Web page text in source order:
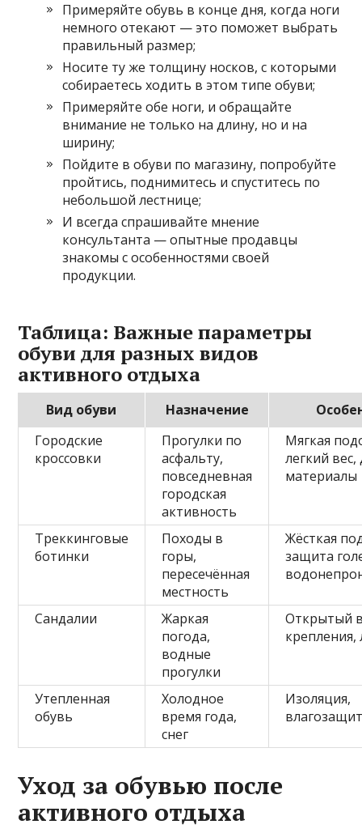
Примеряйте обувь в конце дня, когда ноги
немного отекают — это поможет выбрать
правильный размер;
Носите ту же толщину носков, с которыми
собираетесь ходить в этом типе обуви;
Примеряйте обе ноги, и обращайте
внимание не только на длину, но и на
ширину;
Пойдите в обуви по магазину, попробуйте
пройтись, поднимитесь и спуститесь по
небольшой лестнице;
И всегда спрашивайте мнение
консультанта — опытные продавцы
знакомы с особенностями своей
продукции.
Таблица: Важные параметры
обуви для разных видов
активного отдыха
Вид обуви Назначение
Городские
кроссовки
Прогулки по
асфальту,
повседневная
городская
активность
Мягкая
легкий
материалы
Треккинговые
ботинки
Походы в
горы,
пересечённая
местность
Жёсткая
защита
Сандалии
Жаркая
погода,
водные
прогулки
Открытый
крепления,
Утепленная
обувь
Холодное
время года,
снег
Изоляция,
Уход за обувью после
активного отдыха